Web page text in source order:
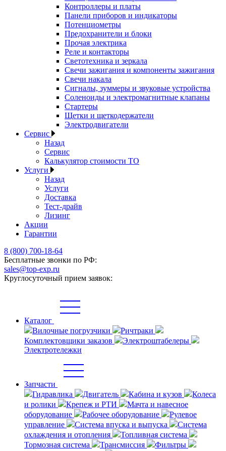
Контроллеры и платы
Панели приборов и индикаторы
Потенциометры
Предохранители и блоки
Прочая электрика
Реле и контакторы
Светотехника и зеркала
Свечи зажигания и компоненты зажигания
Свечи накала
Сигналы, зуммеры и звуковые устройства
Соленоиды и электромагнитные клапаны
Стартеры
Щетки и щеткодержатели
Электродвигатели
Сервис
Назад
Сервис
Калькулятор стоимости ТО
Услуги
Назад
Услуги
Доставка
Тест-драйв
Лизинг
Акции
Гарантии
8 (800) 700-18-64
Бесплатные звонки по РФ:
sales@top-exp.ru
Круглосуточный прием заявок:
Каталог
Вилочные погрузчики
Ричтраки
Комплектовщики заказов
Электроштабелеры
Электротележки
Запчасти
Гидравлика
Двигатель Кабина и кузов
Колеса
и ролики
Крепеж и РТИ
Мачта и навесное
оборудование
Рабочее оборудование
Рулевое
управление
Система впуска и выпуска
Система
охлаждения и отопления
Топливная система
Тормозная система
Трансмиссия
Фильтры